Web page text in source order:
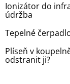
Ionizátor do
údržba
Tepelné
Plíseň v
odstranit ji?